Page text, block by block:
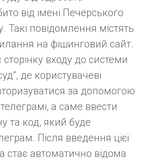
від імені Печерського
Такі повідомлення містять
на фішинговий сайт.
сторінку входу до системи
де користувачеві
за допомогою
а саме ввести
та код, який буде
Після введення цієї
стає автоматично відома